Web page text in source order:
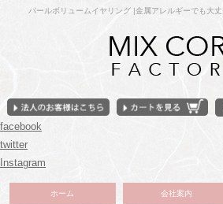
パールボリュームイヤリング |金属アレルギーでも大
facebook
twitter
Instagram
ホーム 会社案内